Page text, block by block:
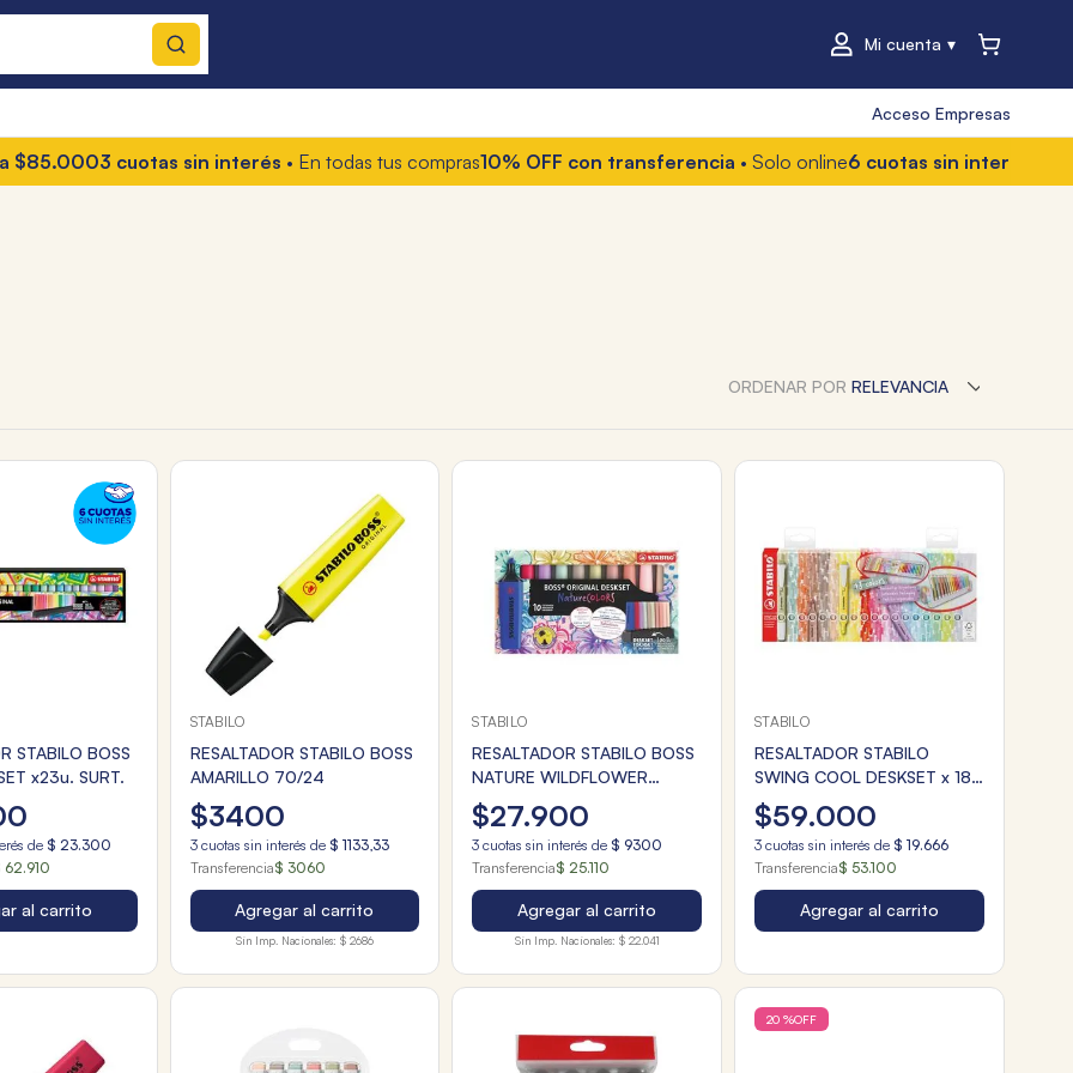
Mi cuenta
Acceso Empresas
3 cuotas sin interés• En todas tus compras 10% OFF con transferencia• Solo online6 cuotas sin interés• Con
ORDENAR POR RELEVANCIA
STABILO BOSS
x23u. SURT.
de $ 23.300
62.910
al carrito
STABILO
RESALTADOR STABILO BOSS
AMARILLO 70/24
$3400
3cuotas sin interés de $ 1133, 33
Transferencia$ 3060
Agregar al carrito
Sin Imp. Nacionales: $ 2686
STABILO
RESALTADOR STABILO BOSS
NATURE WILDFLOWER
ESTUCHE x10
$27.900
3 cuotas sin interés de $ 9300
Transferencia$ 25.110
Agregar al carrito
Sin Imp. Nacionales: $ 22.041
STABILO
RESALTADOR STABILO
SWING COOL DESKSET x 18
COLORES 2025
$59.000
3 cuotas sin interés de $ 19.666
Transferencia$ 53.100
Agregar al carrito
20 %OFF